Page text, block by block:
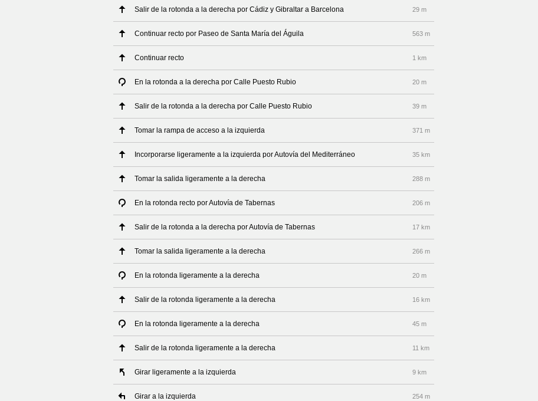
Salir de la rotonda a la derecha por Cádiz y Gibraltar a Barcelona 29 m
Continuar recto por Paseo de Santa María del Águila 563 m
Continuar recto 1 km
En la rotonda a la derecha por Calle Puesto Rubio 20 m
Salir de la rotonda a la derecha por Calle Puesto Rubio 39 m
Tomar la rampa de acceso a la izquierda 371 m
Incorporarse ligeramente a la izquierda por Autovía del Mediterráneo 35 km
Tomar la salida ligeramente a la derecha 288 m
En la rotonda recto por Autovía de Tabernas 206 m
Salir de la rotonda a la derecha por Autovía de Tabernas 17 km
Tomar la salida ligeramente a la derecha 266 m
En la rotonda ligeramente a la derecha 20 m
Salir de la rotonda ligeramente a la derecha 16 km
En la rotonda ligeramente a la derecha 45 m
Salir de la rotonda ligeramente a la derecha 11 km
Girar ligeramente a la izquierda 9 km
Girar a la izquierda 254 m